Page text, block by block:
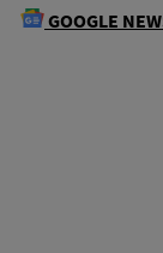
GOOGLE